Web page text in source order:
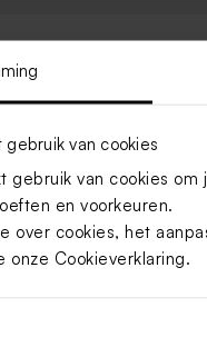
van cookies
gebruik van cookies
en voorkeuren.
over cookies, het
onze Cookieverklaring.